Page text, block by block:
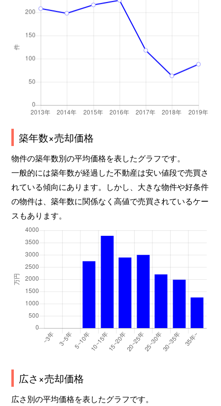
築年数×売却価格
物件の築年数別の平均価格を表したグラフです。
一般的には築年数が経過した不動産は安い値段で売買さ
れている傾向にあります。しかし、大きな物件や好条件
の物件は、築年数に関係なく高値で売買されているケー
スもあります。
広さ×売却価格
広さ別の平均価格を表したグラフです。